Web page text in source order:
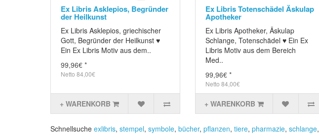
Ex Libris Asklepios, Begründer
der Heilkunst
Ex Libris Asklepios, griechischer
Gott, Begründer der Heilkunst ♥
Ein Ex Libris Motiv aus dem..
99,96€ *
Netto 84,00€
+ WARENKORB
Ex Libris Totenschädel Äskulap
Apotheker
Ex Libris Apotheker, Äskulap
Schlange, Totenschädel ♥ Ein Ex
Libris Motiv aus dem Bereich
Med..
99,96€ *
Netto 84,00€
+ WARENKORB
Schnellsuche exlibris, stempel, symbole, bücher, pflanzen, tiere, pharmazie, schlange,